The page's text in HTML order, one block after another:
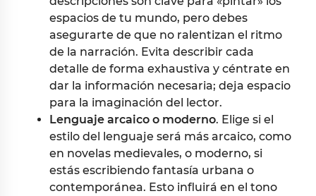
espacios de tu mundo, pero debes
asegurarte de que no ralentizan el ritmo
de la narración. Evita describir cada
detalle de forma exhaustiva y céntrate en
dar la información necesaria; deja espacio
para la imaginación del lector.
Lenguaje arcaico o moderno. Elige si el
estilo del lenguaje será más arcaico, como
en novelas medievales, o moderno, si
estás escribiendo fantasía urbana o
contemporánea. Esto influirá en el tono